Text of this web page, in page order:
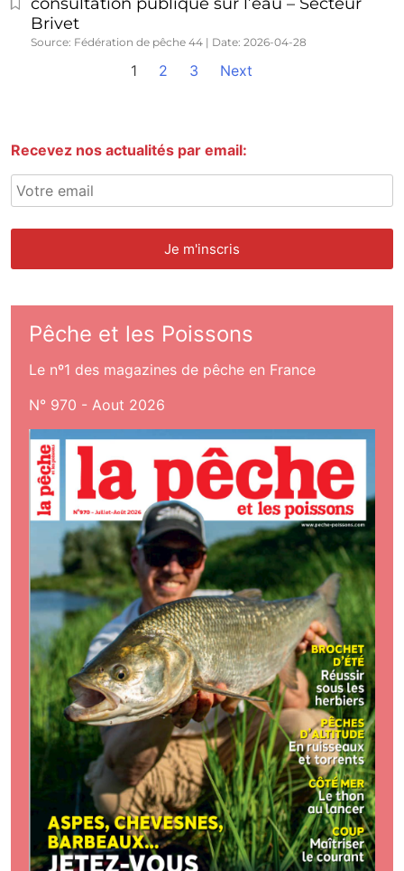
Brivet
Source: Fédération de pêche 44 Date: 2026-04-28
1 2 3 Next
Recevez nos actualités par email:
Pêche et les Poissons
Le nº1 des magazines de pêche en France
N° 970 - Aout 2026